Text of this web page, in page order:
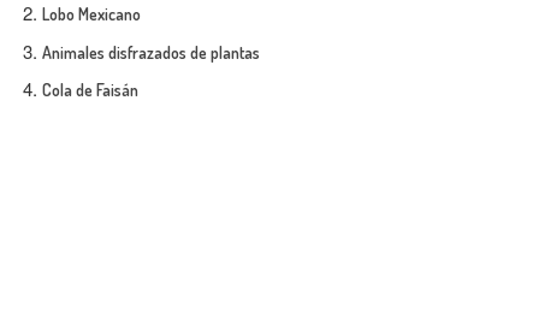
Lobo Mexicano
Animales disfrazados de plantas
Cola de Faisán